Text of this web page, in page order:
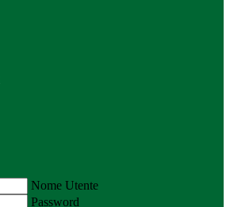
Nome Utente
Password